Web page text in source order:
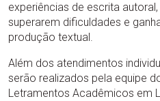
experiências de escrita
superarem dificuldades e
produção textual.
Além dos atendimentos
serão realizados pela equipe
Letramentos Acadêmicos em